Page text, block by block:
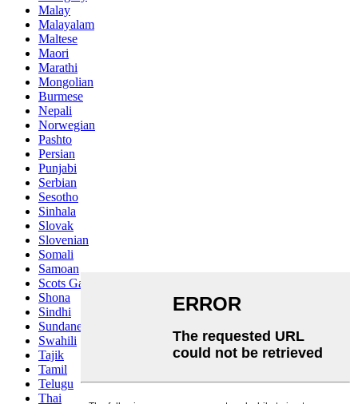
Malay
Malayalam
Maltese
Maori
Marathi
Mongolian
Burmese
Nepali
Norwegian
Pashto
Persian
Punjabi
Serbian
Sesotho
Sinhala
Slovak
Slovenian
Somali
Samoan
Scots Gaelic
Shona
Sindhi
Sundanese
Swahili
Tajik
Tamil
Telugu
Thai